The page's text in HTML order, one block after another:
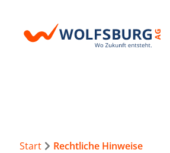
Start Rechtliche Hinweise